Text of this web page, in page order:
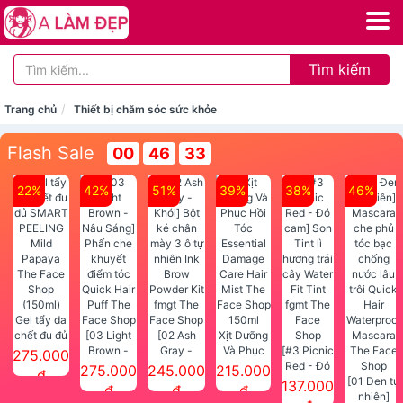
Tìm kiếm
Trang chủ Thiết bị chăm sóc sức khỏe
Flash Sale 00 46 32
22%
Gel tẩy da
chết đu đủ
SMART
PEELING
275.000
đ
42%
[03 Light
Brown -
Nâu Sáng]
Phấn che
275.000
đ
51%
[02 Ash
Gray -
Khói] Bột
kẻ chân
245.000
đ
39%
Xịt Dưỡng
Và Phục
Hồi Tóc
Essential
215.000
đ
38%
[#3 Picnic
Red - Đỏ
cam] Son
137.000
46%
[01 Đen tự
nhiên]